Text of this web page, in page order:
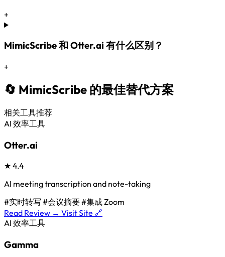
+
MimicScribe 和 Otter.ai 有什么区别？
+
🔄 MimicScribe 的最佳替代方案
相关工具推荐
AI 效率工具
Otter.ai
★ 4.4
AI meeting transcription and note-taking
#实时转写 #会议摘要#集成 Zoom
Read Review → Visit Site 🔗
AI 效率工具
Gamma